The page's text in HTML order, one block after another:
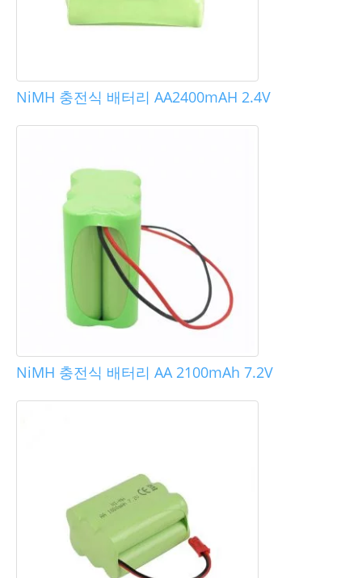
NiMH 충전식 배터리 AA2400mAH 2.4V
NiMH 충전식 배터리 AA 2100mAh 7.2V